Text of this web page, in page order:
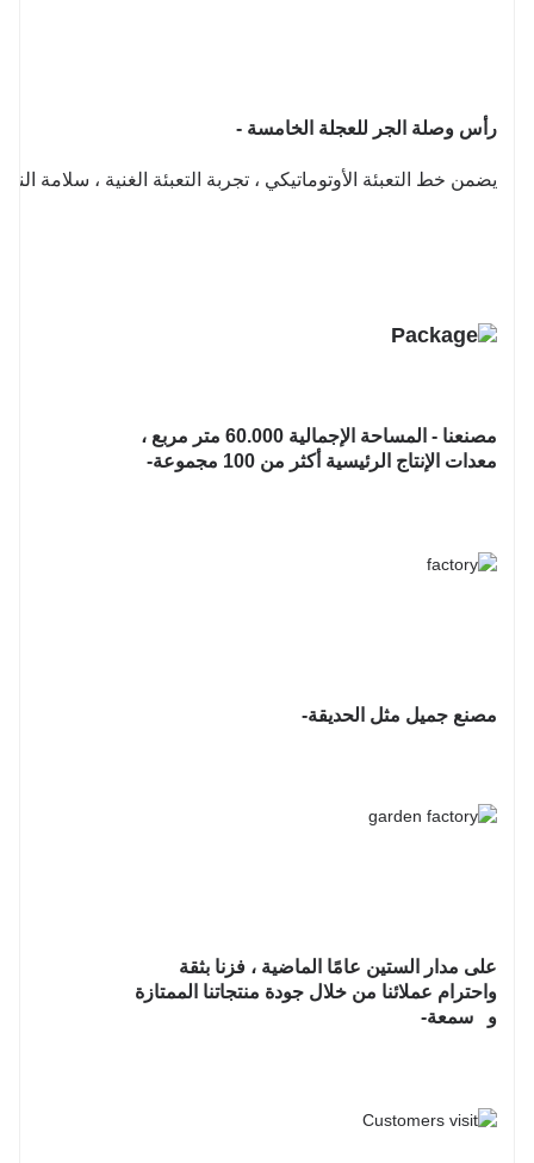
رأس وصلة الجر للعجلة الخامسة -
يضمن خط التعبئة الأوتوماتيكي ، تجربة التعبئة الغنية ، سلامة
مصنعنا - المساحة الإجمالية 60.000 متر مربع ،
معدات الإنتاج الرئيسية أكثر من 100 مجموعة-
مصنع جميل مثل الحديقة-
على مدار الستين عامًا الماضية ، فزنا بثقة
واحترام عملائنا من خلال جودة منتجاتنا الممتازة
و سمعة-